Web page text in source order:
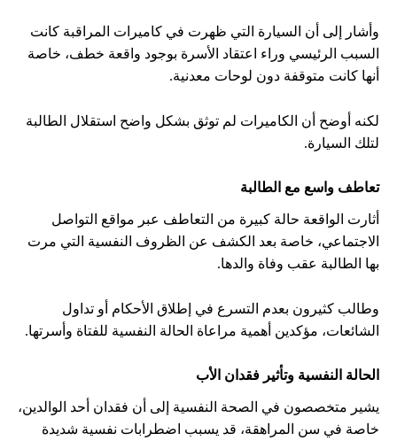
وأشار إلى أن السيارة التي ظهرت في كاميرات المراقبة كانت
السبب الرئيسي وراء اعتقاد الأسرة بوجود واقعة خطف، خاصة
أنها كانت متوقفة دون لوحات معدنية.
لكنه أوضح أن الكاميرات لم توثق بشكل واضح استقلال الطالبة
لتلك السيارة.
تعاطف واسع مع الطالبة
أثارت الواقعة حالة كبيرة من التعاطف عبر مواقع التواصل
الاجتماعي، خاصة بعد الكشف عن الظروف النفسية التي مرت
بها الطالبة عقب وفاة والدها.
وطالب كثيرون بعدم التسرع في إطلاق الأحكام أو تداول
الشائعات، مؤكدين أهمية مراعاة الحالة النفسية للفتاة وأسرتها.
الحالة النفسية وتأثير فقدان الأب
يشير متخصصون في الصحة النفسية إلى أن فقدان أحد الوالدين،
خاصة في سن المراهقة، قد يسبب اضطرابات نفسية شديدة